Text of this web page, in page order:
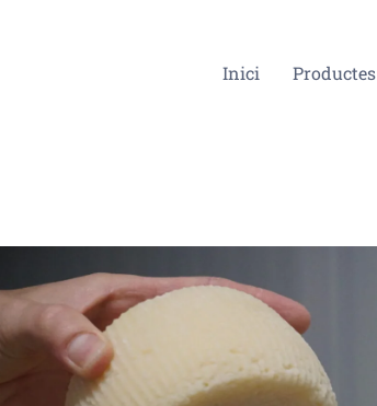
Inici Productes